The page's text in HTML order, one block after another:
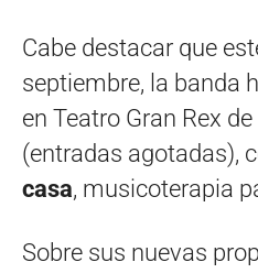
Cabe destacar que
septiembre, la banda
en Teatro Gran Rex
(entradas agotadas),
casa, musicoterapia
Sobre sus nuevas